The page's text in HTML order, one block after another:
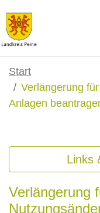
Zum Hauptinhalt
Start
Verlängerung
Anlagen
Links
Verlängerung